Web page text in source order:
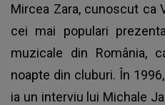
Mircea Zara, cunoscut ca
cei mai populari
muzicale din România,
noapte din cluburi. În
ia un interviu lui Michale